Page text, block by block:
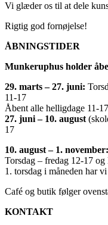
Vi glæder os til at dele
Rigtig god fornøjelse!
ÅBNINGSTIDER
Munkeruphus holder
29. marts – 27. juni:
11-17
Åbent alle helligdage 11-17
27. juni – 10. august
17
10. august – 1. november:
Torsdag – fredag 12-17
1. torsdag i måneden har
Café og butik følger
KONTAKT